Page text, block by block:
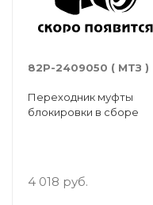
82Р-2409050 ( МТЗ )
Переходник муфты
блокировки в сборе
4 018 руб.